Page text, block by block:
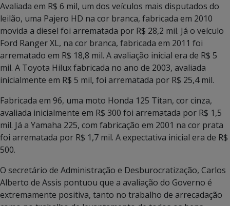
Avaliada em R$ 6 mil, um dos veículos mais disputados do
leilão, uma Pajero HD na cor branca, fabricada em 2010
movida a diesel foi arrematada por R$ 28,2 mil. Já o veículo
Ford Ranger XL, na cor branca, fabricada em 2011 foi
arrematado em R$ 18,8 mil. A avaliação inicial era de R$ 5
mil. A Toyota Hilux fabricada no ano de 2003, avaliada
inicialmente em R$ 5 mil, foi arrematada por R$ 25,4 mil.
Fabricada em 96, uma moto Honda 125 Titan, cor cinza,
avaliada inicialmente em R$ 300 foi arrematada por R$ 1,5
mil. Já a Yamaha 225, com fabricação em 2001 na cor prata
foi arrematada por R$ 1,7 mil. A expectativa inicial era de R$
500.
O secretário de Administração e Desburocratização, Carlos
Alberto de Assis pontuou que a avaliação do Governo é
extremamente positiva, tanto no trabalho de arrecadação